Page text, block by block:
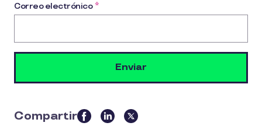
Correo electrónico *
Compartir
this